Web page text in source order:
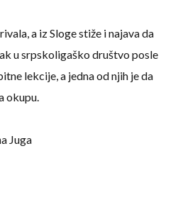
a iz Sloge stiže i najava da
u srpskoligaško društvo posle
lekcije, a jedna od njih je da
okupu.
Juga